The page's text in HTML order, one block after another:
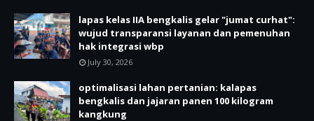
lapas kelas IIA bengkalis gelar "jumat curhat":
wujud transparansi layanan dan pemenuhan
hak integrasi wbp
July 30, 2026
optimalisasi lahan pertanian: kalapas
bengkalis dan jajaran panen 100 kilogram
kangkung